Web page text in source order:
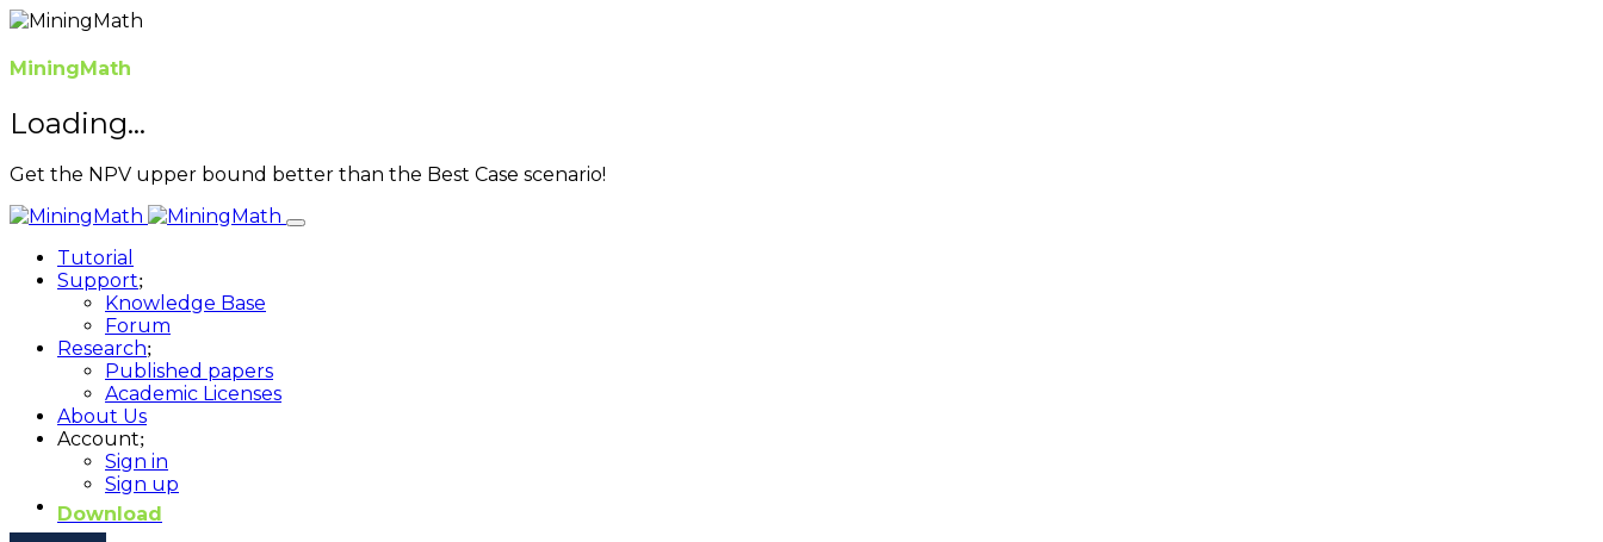
MiningMath
Loading...
Get the NPV upper bound better than the Best Case scenario!
Tutorial
Support
Knowledge Base
Forum
Research
Published papers
Academic Licenses
About Us
Account
Sign in
Sign up
Download